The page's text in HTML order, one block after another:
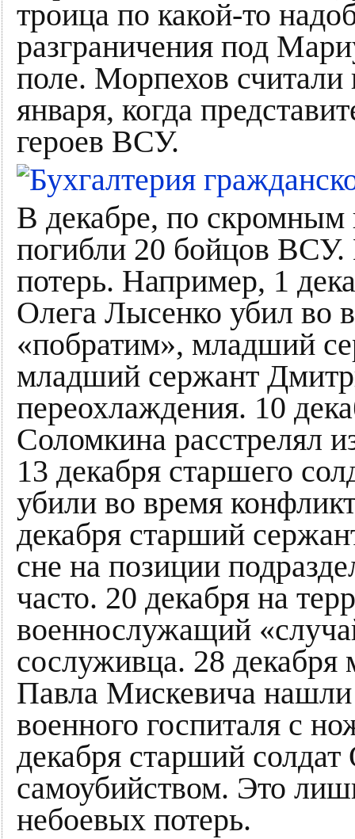
троица по какой-то
разграничения под
поле. Морпехов
января, когда
героев ВСУ.
В декабре, по скромным
погибли 20 бойцов
потерь. Например, 1
Олега Лысенко убил во
«побратим», младший
младший сержант
переохлаждения. 10
Соломкина расстрелял
13 декабря старшего
убили во время
декабря старший
сне на позиции
часто. 20 декабря на
военнослужащий
сослуживца. 28 декабря
Павла Мискевича нашли
военного госпиталя с
декабря старший
самоубийством. Это
небоевых потерь.